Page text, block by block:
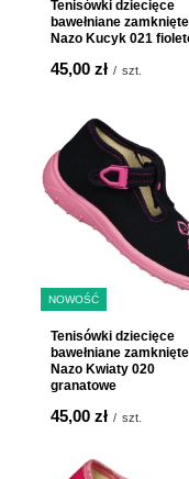
Tenisówki dziecięce
bawełniane zamknięte
Nazo Kucyk 021
45,00 zł / szt.
NOWOŚĆ
Tenisówki dziecięce
bawełniane zamknięte
Nazo Kwiaty 020
granatowe
45,00 zł / szt.